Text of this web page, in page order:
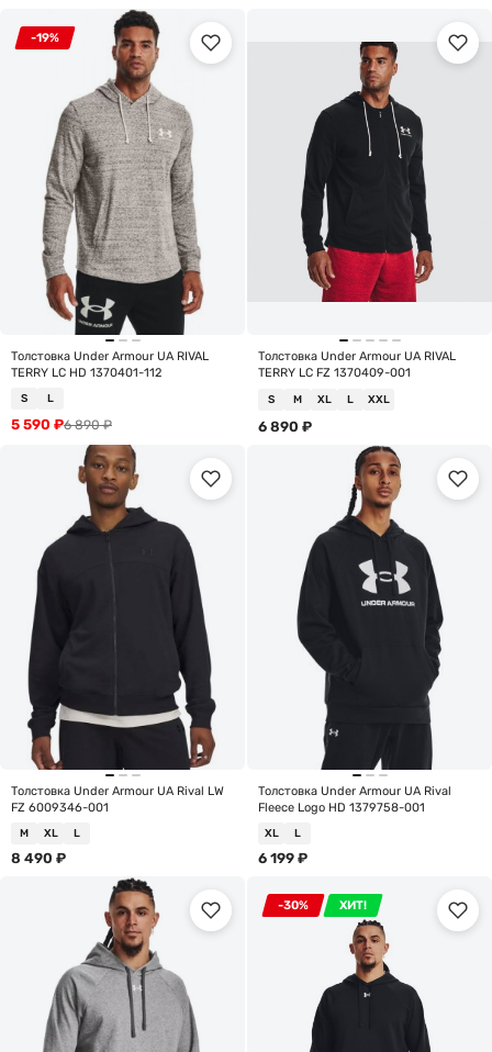
-19%
Толстовка Under Armour UA RIVAL
TERRY LC HD 1370401-112
S L
6 890₽
5 590 ₽
Толстовка Under Armour UA RIVAL
TERRY LC FZ 1370409-001
S M XL L XXL
6 890 ₽
Толстовка Under Armour UA Rival LW
FZ 6009346-001
M XL L
8 490 ₽
Толстовка Under Armour UA Rival
Fleece Logo HD 1379758-001
XL L
6 199 ₽
-30% ХИТ!